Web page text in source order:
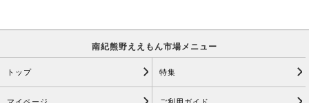
南紀熊野ええもん市場メニュー
トップ 特集